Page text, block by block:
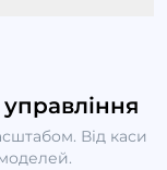
Від каси